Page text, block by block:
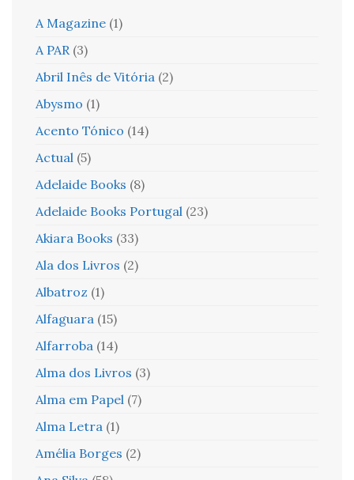
A Magazine (1)
A PAR (3)
Abril Inês de Vitória (2)
Abysmo (1)
Acento Tónico (14)
Actual (5)
Adelaide Books (8)
Adelaide Books Portugal (23)
Akiara Books (33)
Ala dos Livros (2)
Albatroz (1)
Alfaguara (15)
Alfarroba (14)
Alma dos Livros (3)
Alma em Papel (7)
Alma Letra (1)
Amélia Borges (2)